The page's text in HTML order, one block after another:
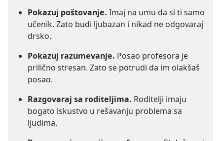
Pokazuj poštovanje. Imaj na umu da si ti samo
učenik. Zato budi ljubazan i nikad ne odgovaraj
drsko.
Pokazuj razumevanje. Posao profesora je
prilično stresan. Zato se potrudi da im olakšaš
posao.
Razgovaraj sa roditeljima. Roditelji imaju
bogato iskustvo u rešavanju problema sa
ljudima.